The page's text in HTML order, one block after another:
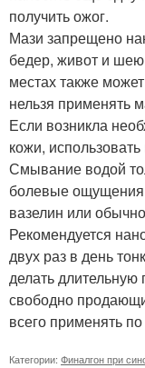
получить ожог.
Мази запрещено
бедер, живот и
местах также
нельзя применять
Если возникла
кожи,
Смывание водой
болевые
вазелин или
Рекомендуется
двух раз в день
делать
свободно
всего применять
Категории: Финалгон при